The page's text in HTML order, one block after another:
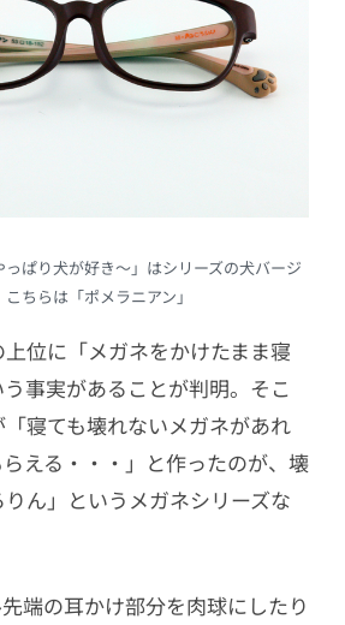
っぱり犬が好き～」はシリーズの犬バージ
こちらは「ポメラニアン」
位に「メガネをかけたまま寝
事実があることが判明。そこ
寝ても壊れないメガネがあれ
える・・・」と作ったのが、壊
ん」というメガネシリーズな
端の耳かけ部分を肉球にしたり